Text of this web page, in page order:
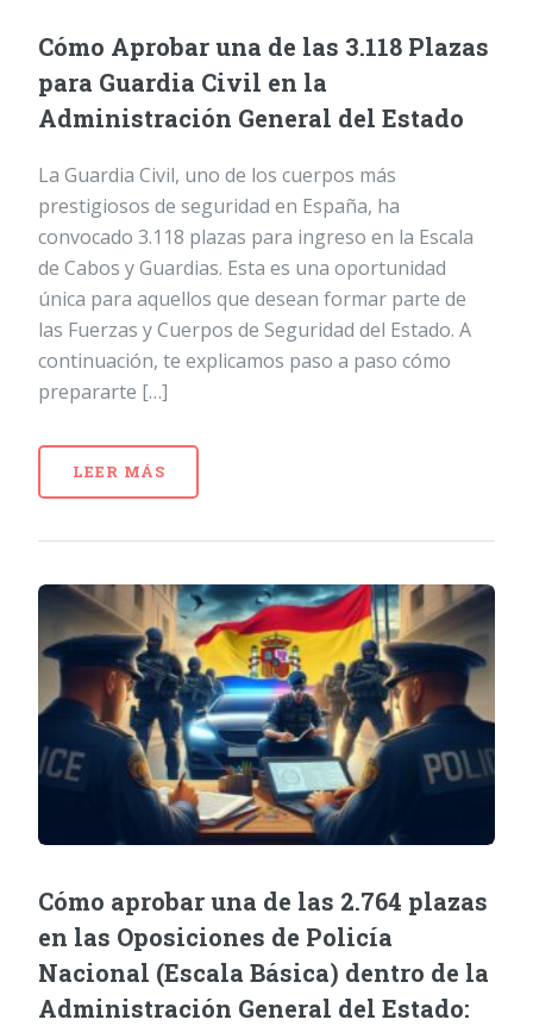
Cómo Aprobar una de las 3.118 Plazas
para Guardia Civil en la
Administración General del Estado
La Guardia Civil, uno de los cuerpos más
prestigiosos de seguridad en España, ha
convocado 3.118 plazas para ingreso en la Escala
de Cabos y Guardias. Esta es una oportunidad
única para aquellos que desean formar parte de
las Fuerzas y Cuerpos de Seguridad del Estado. A
continuación, te explicamos paso a paso cómo
prepararte […]
LEER MÁS
Cómo aprobar una de las 2.764 plazas
en las Oposiciones de Policía
Nacional (Escala Básica) dentro de la
Administración General del Estado: